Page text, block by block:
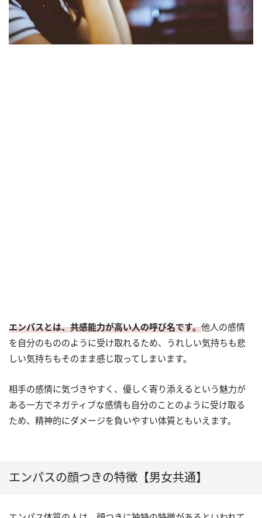
エンパスとは、共感能力が高い人の呼び名です。他人の感情
を自分のもののように受け取れるため、うれしい気持ちも悲
しい気持ちもそのまま感じ取ってしまいます。
相手の感情に気づきやすく、優しく寄り添えるという魅力が
ある一方でネガティブな感情も自分のことのように受け取る
ため、精神的にダメージを負いやすい体質ともいえます。
エンパスの顔つきの特徴【男女共通】